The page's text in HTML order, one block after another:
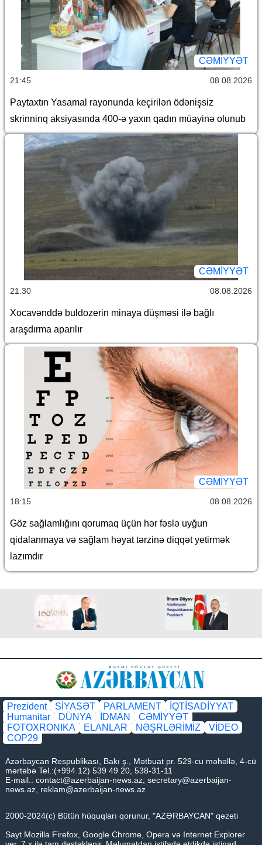
CƏMİYYƏT
21:45 08.08.2026
Paytaxtın Yasamal rayonunda keçirilən ödənişsiz
skrinninq aksiyasında 400-ə yaxın qadın müayinə olunub
CƏMİYYƏT
21:30 08.08.2026
Xocavənddə buldozerin minaya düşməsi ilə bağlı
araşdırma aparılır
CƏMİYYƏT
18:15 08.08.2026
Göz sağlamlığını qorumaq üçün hər fəslə uyğun
qidalanmaya və sağlam həyat tərzinə diqqət yetirmək
lazımdır
Prezident SİYASƏT PARLAMENT
İQTİSADİYYAT
Humanitar
DÜNYA İDMAN
CƏMİYYƏT
FOTOXRONIKA
ELANLAR NƏŞRLƏRİMİZ
VİDEO
COP29
Azərbaycan Respublikası, Bakı ş., Mətbuat pr. 529-cu məhəllə, 4-cü
mərtəbə Tel.:(+994 12) 539 49 20, 538-31-11
E-mail.: contact@azerbaijan-news.az; secretary@azerbaijan-
news.az reklam@azerbaijan-news.az
2000-2024(c) Bütün hüquqları qorunur, "AZƏRBAYCAN" qəzeti
Sayt Mozilla Firefox, Google Chrome, Opera və Internet Explorer